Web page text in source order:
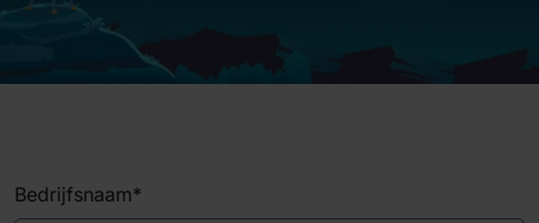
Bedrijfsnaam*